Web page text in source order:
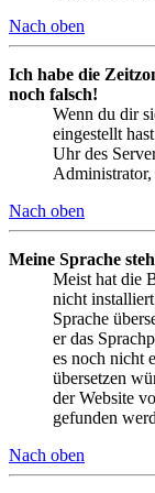
Nach oben
Ich habe die
noch falsch!
Wenn du dir
eingestellt
Uhr des
Administrator,
Nach oben
Meine Sprache
Meist hat die
nicht
Sprache
er das
es noch nicht
übersetzen
der Website
gefunden
Nach oben